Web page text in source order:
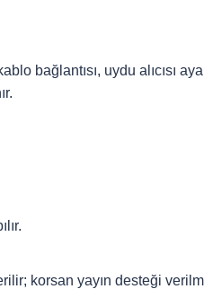
bağlantısı, uydu alıcısı
korsan yayın desteği